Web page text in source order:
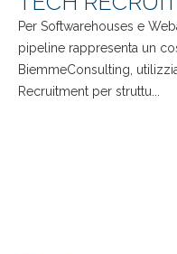
Per Softwarehouses e
pipeline rappresenta un
BiemmeConsulting,
Recruitment per struttu...